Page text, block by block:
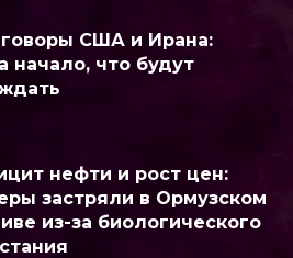
США и Ирана:
начало, что будут
нефти и рост цен:
застряли в Ормузском
из-за биологического